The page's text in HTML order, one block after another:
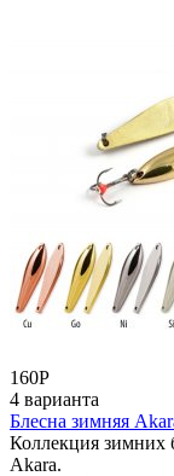
160Р
4 варианта
Блесна зимняя
Коллекция зимних
Akara.